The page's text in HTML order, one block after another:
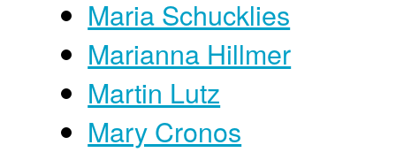
Maria Schucklies
Marianna Hillmer
Martin Lutz
Mary Cronos